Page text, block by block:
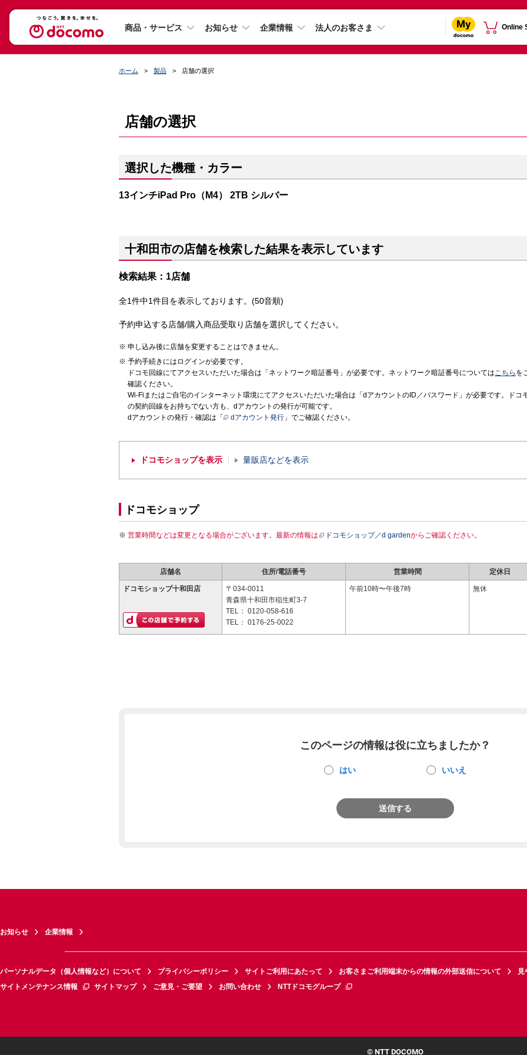
商品・サービス お知らせ 企業情報 法人のお客さま Online
ホーム 製品 店舗の選択
店舗の選択
選択した機種・カラー
13インチiPad Pro（M4） 2TB シルバー
十和田市の店舗を検索した結果を表示しています
検索結果：1店舗
全1件中1件目を表示しております。(50音順)
予約申込する店舗/購入商品受取り店舗を選択してください。
申し込み後に店舗を変更することはできません。
予約手続きにはログインが必要です。
ドコモ回線にてアクセスいただいた場合は「ネットワーク暗証番号」が必要です。ネットワーク暗証番号についてはこちら を
確認ください。
Wi-Fiまたはご自宅のインターネット環境にてアクセスいただいた場合は「dアカウントのID／パスワード」が必要です。ドコ
の契約回線をお持ちでない方も、dアカウントの発行が可能です。
dアカウントの発行・確認は「
dアカウント発行 」でご確認ください。
ドコモショップを表示 量販店などを表示
ドコモショップ
営業時間などは変更となる場合がございます。最新の情報は ドコモショップ／d gardenからご確認ください。
店舗名 住所/電話番号 営業時間 定休日
ドコモショップ十和田店
〒034-0011
青森県十和田市稲生町3-7
TEL： 0120-058-616
TEL： 0176-25-0022
午前10時〜午後7時 無休
このページの情報は役に立ちましたか？
はい いいえ
送信する
お知らせ 企業情報
パーソナルデータ（個人情報など）について プライバシーポリシー サイトご利用にあたって お客さまご利用端末からの情報の外部送信について
見
サイトメンテナンス情報
サイトマップ ご意見・ご要望 お問い合わせ NTTドコモグループ
© NTT DOCOMO